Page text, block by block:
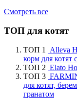
Смотреть все
ТОП для котят
ТОП 1
Alleva
корм для котят
ТОП 2 Elato
ТОП 3
для котят,
гранатом